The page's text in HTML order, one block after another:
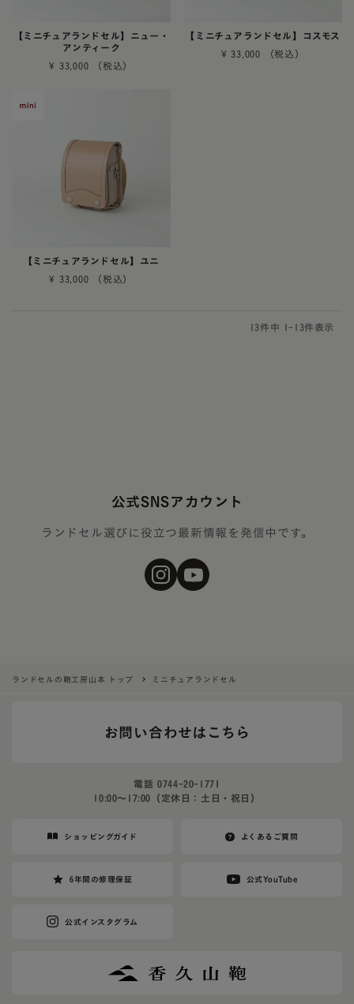
【ミニチュアランドセル】ニュー・
アンティーク
¥
33,000
【ミニチュアランドセル】コスモス
¥ 33,000
【ミニチュアランドセル】ユニ
¥
33,000
13件中 1 - 13件表示
公式SNSアカウント
ランドセル選びに役立つ最新情報を発信中です。
ランドセルの鞄工房山本 トップ ミニチュアランドセル
お問い合わせはこちら
電話0744-20-1771
10:00〜17:00（定休日：土日・祝日）
ショッピングガイド よくあるご質問
6年間の修理保証 公式YouTube
公式インスタグラム